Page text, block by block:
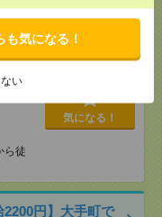
も気になる！
い
用条
ら徒
気になる！
円】大手町で